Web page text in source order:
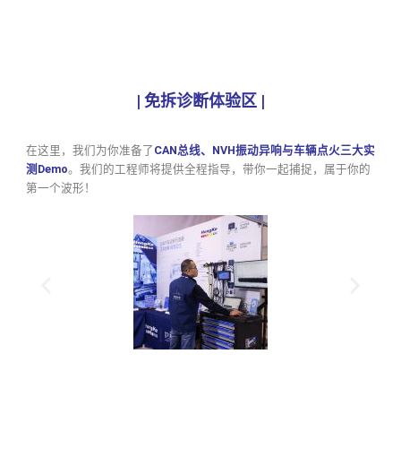
| 免拆诊断体验区 |
在这里，我们为你准备了 CAN总线、NVH振动异响与车辆点火三大实
测Demo。我们的工程师将提供全程指导，带你一起捕捉，属于你的
第一个波形！